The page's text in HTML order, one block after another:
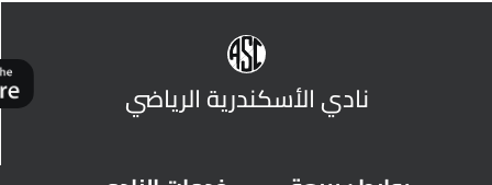
نادي الأسكندرية الرياضي